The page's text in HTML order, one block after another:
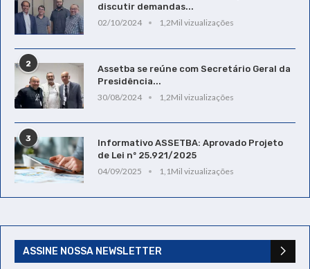
discutir demandas...
02/10/2024
1,2Mil vizualizações
2
Assetba se reúne com Secretário Geral da
Presidência...
30/08/2024
1,2Mil vizualizações
3
Informativo ASSETBA: Aprovado Projeto
de Lei nº 25.921/2025
04/09/2025
1,1Mil vizualizações
ASSINE NOSSA NEWSLETTER